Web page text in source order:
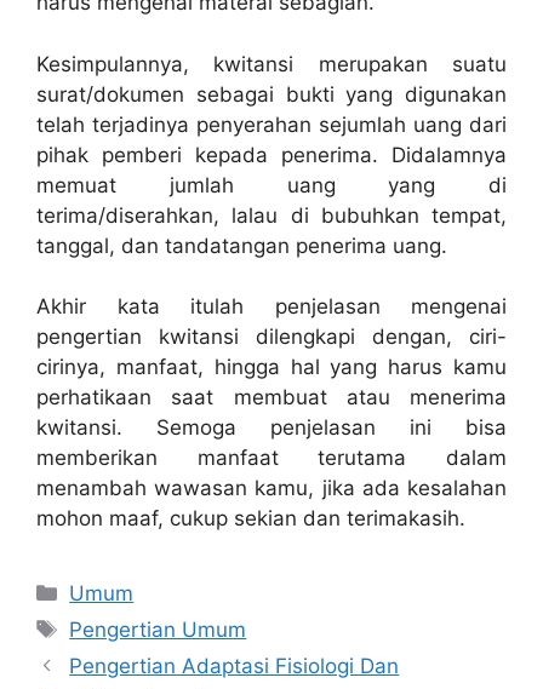
Kesimpulannya, kwitansi merupakan suatu
surat/dokumen sebagai bukti yang digunakan
telah terjadinya penyerahan sejumlah uang dari
pihak pemberi kepada penerima. Didalamnya
memuat jumlah uang yang di
terima/diserahkan, lalau di bubuhkan tempat,
tanggal, dan tandatangan penerima uang.
Akhir kata itulah penjelasan mengenai
pengertian kwitansi dilengkapi dengan, ciri-
cirinya, manfaat, hingga hal yang harus kamu
perhatikaan saat membuat atau menerima
kwitansi. Semoga penjelasan ini bisa
memberikan manfaat terutama dalam
menambah wawasan kamu, jika ada kesalahan
mohon maaf, cukup sekian dan terimakasih.
Categories
Umum
Tags
Pengertian Umum
Pengertian Adaptasi Fisiologi Dan